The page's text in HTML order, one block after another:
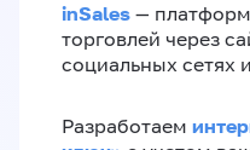
inSales —
торговлей через
социальных сетях
Разработаем